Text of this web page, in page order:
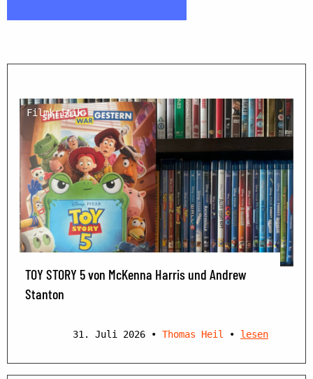
Filmkritik
TOY STORY 5 von McKenna Harris und Andrew
Stanton
31. Juli 2026 • Thomas Heil • lesen